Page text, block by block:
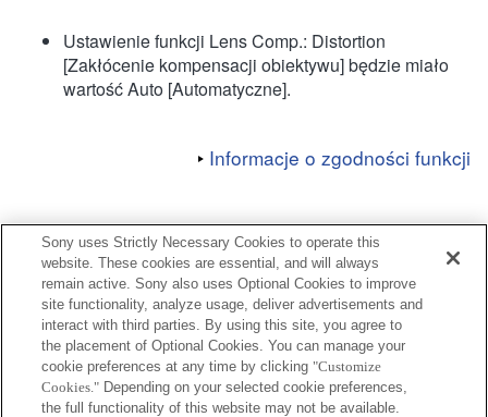
Ustawienie funkcji Lens Comp.: Distortion
[Zakłócenie kompensacji obiektywu] będzie miało
wartość Auto [Automatyczne].
Informacje o zgodności funkcji
Terms of Use Contact Us
Copyright 2026 Sony Corporation
Sony uses Strictly Necessary Cookies to operate this
website. These cookies are essential, and will always
remain active. Sony also uses Optional Cookies to improve
site functionality, analyze usage, deliver advertisements and
interact with third parties. By using this site, you agree to
the placement of Optional Cookies. You can manage your
cookie preferences at any time by clicking "Customize
Cookies." Depending on your selected cookie preferences,
the full functionality of this website may not be available.